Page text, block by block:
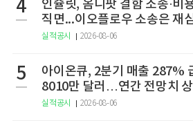
4
인슐릿, 옴니팟 결함 소송·비
직면...이오플로우 소송은 재
구
실적공시 2026-08-06
5
아이온큐, 2분기 매출 287%
8010만 달러…연간 전망치
실적공시 2026-08-06